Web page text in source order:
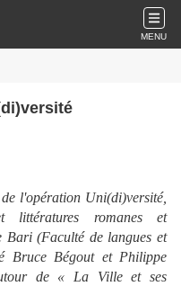
MENU
l'opération Uni(di)versité,
littératures romanes et
Bari (Faculté de langues et
Bruce Bégout et Philippe
de « La Ville et ses